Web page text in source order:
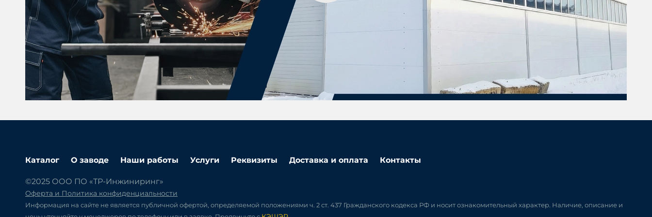
Каталог О заводе Наши работы Услуги Реквизиты Доставка и оплата Контакты
©2025 ООО ПО «ТР-Инжиниринг»
Оферта и Политика конфиденциальности
Информация на сайте не является публичной офертой, определяемой положениями ч. 2 ст. 437 Гражданского кодекса РФ и носит ознакомительный характер. Наличие, описание и